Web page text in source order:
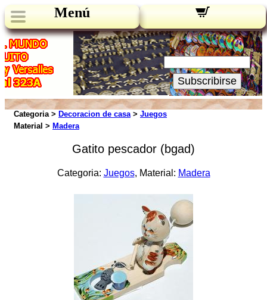
Menú
Novedades:
Su Email:
Subscribirse
Categoria > Decoracion de casa> Juegos
Material > Madera
Gatito pescador (bgad)
Categoria: Juegos, Material: Madera